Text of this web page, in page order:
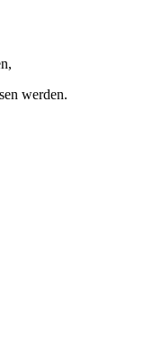
werden.